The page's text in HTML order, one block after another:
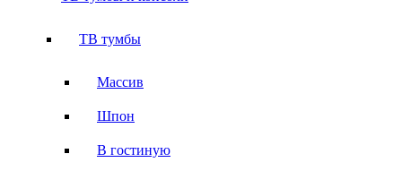
ТВ тумбы
Массив
Шпон
В гостиную